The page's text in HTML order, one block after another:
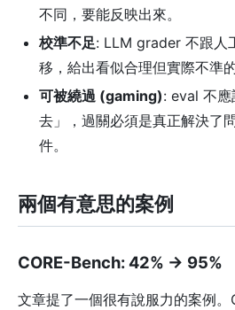
不同，要能反映出來。
校準不足: LLM grader 不跟人
移，給出看似合理但實際不準的
可被繞過 (gaming): eval 不應
去」，過關必須是真正解決了
件。
兩個有意思的案例
CORE-Bench: 42% → 95%
文章提了一個很有說服力的案例